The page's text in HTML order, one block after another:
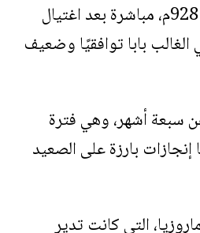
جاء انتخابه في يونيو 928م، مباشرة بعد اغتيال
بابا توافقيًا وضعيف
سبعة أشهر، وهي فترة
بارزة على الصعيد
التي كانت تدير